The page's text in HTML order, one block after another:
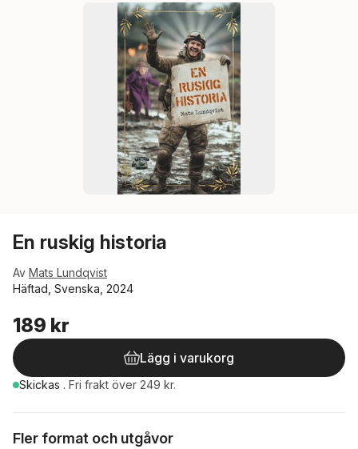
En ruskig historia
Av Mats Lundqvist
Häftad, Svenska, 2024
189 kr
Lägg i varukorg
Skickas . Fri frakt över 249 kr.
Fler format och utgåvor